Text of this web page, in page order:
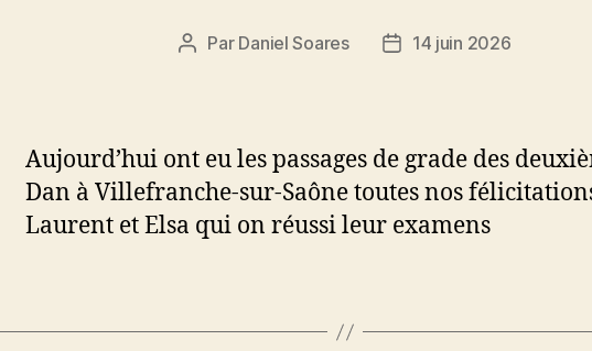
Auteur
Par Daniel Soares
Date14 juin 2026
Aujourd’hui ont eu les passages de grade des
Dan à Villefranche-sur-Saône toutes nos
Laurent et Elsa qui on réussi leur examens